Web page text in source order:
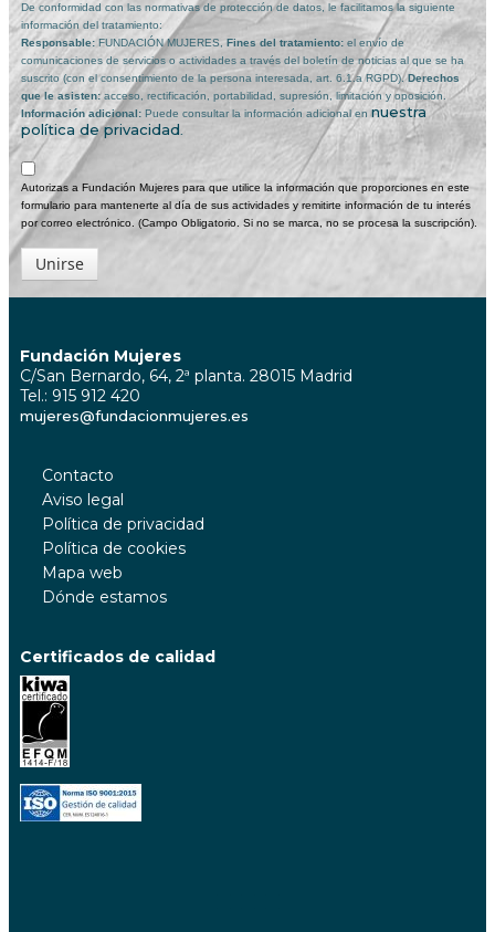
De conformidad con las normativas de protección de datos, le facilitamos la siguiente
información del tratamiento:
Responsable: FUNDACIÓN MUJERES, Fines del tratamiento: el envío de
comunicaciones de servicios o actividades a través del boletín de noticias al que se ha
suscrito (con el consentimiento de la persona interesada, art. 6.1.a RGPD).Derechos
que le asisten:acceso, rectificación, portabilidad, supresión, limitación y oposición.
Información adicional: Puede consultar la información adicional en nuestra
política de privacidad
Autorizas a Fundación Mujeres para que utilice la información que proporciones en este
formulario para mantenerte al día de sus actividades y remitirte información de tu interés
por correo electrónico. (Campo Obligatorio. Si no se marca, no se procesa la suscripción).
Unirse
Fundación Mujeres
C/San Bernardo, 64, 2ª planta. 28015 Madrid
Tel.: 915 912 420
mujeres@fundacionmujeres.es
Contacto
Aviso legal
Política de privacidad
Política de cookies
Mapa web
Dónde estamos
Certificados de calidad